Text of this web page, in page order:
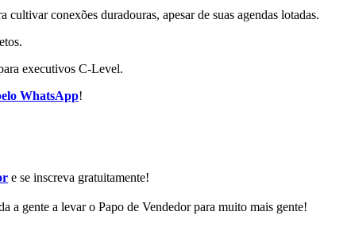
conexões duradouras, apesar de suas agendas lotadas.
executivos C-Level.
WhatsApp!
e se inscreva gratuitamente!
a gente a levar o Papo de Vendedor para muito mais gente!